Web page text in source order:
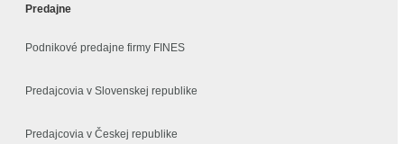
Predajne
Podnikové predajne firmy FINES
Predajcovia v Slovenskej republike
Predajcovia v Českej republike